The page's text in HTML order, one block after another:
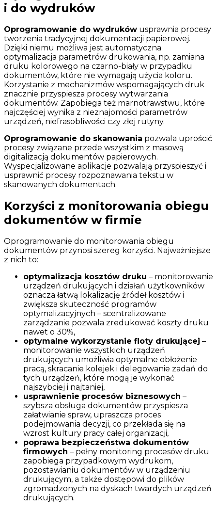
i do wydruków
Oprogramowanie do wydruków usprawnia procesy
tworzenia tradycyjnej dokumentacji papierowej.
Dzięki niemu możliwa jest automatyczna
optymalizacja parametrów drukowania, np. zamiana
druku kolorowego na czarno-biały w przypadku
dokumentów, które nie wymagają użycia koloru.
Korzystanie z mechanizmów wspomagających druk
znacznie przyspiesza procesy wytwarzania
dokumentów. Zapobiega też marnotrawstwu, które
najczęściej wynika z nieznajomości parametrów
urządzeń, niefrasobliwości czy złej rutyny.
Oprogramowanie do skanowania pozwala uprościć
procesy związane przede wszystkim z masową
digitalizacją dokumentów papierowych.
Wyspecjalizowane aplikacje pozwalają przyspieszyć i
usprawnić procesy rozpoznawania tekstu w
skanowanych dokumentach.
Korzyści z monitorowania obiegu
dokumentów w firmie
Oprogramowanie do monitorowania obiegu
dokumentów przynosi szereg korzyści. Najważniejsze
z nich to:
optymalizacja kosztów druku – monitorowanie
urządzeń drukujących i działań użytkowników
oznacza łatwą lokalizację źródeł kosztów i
zwiększa skuteczność programów
optymalizacyjnych – scentralizowane
zarządzanie pozwala zredukować koszty druku
nawet o 30%,
optymalne wykorzystanie floty drukującej –
monitorowanie wszystkich urządzeń
drukujących umożliwia optymalne obłożenie
pracą, skracanie kolejek i delegowanie zadań do
tych urządzeń, które mogą je wykonać
najszybciej i najtaniej,
usprawnienie procesów biznesowych –
szybsza obsługa dokumentów przyspiesza
załatwianie spraw, upraszcza proces
podejmowania decyzji, co przekłada się na
wzrost kultury pracy całej organizacji,
poprawa bezpieczeństwa dokumentów
firmowych – pełny monitoring procesów druku
zapobiega przypadkowym wydrukom,
pozostawianiu dokumentów w urządzeniu
drukującym, a także dostępowi do plików
zgromadzonych na dyskach twardych urządzeń
drukujących.